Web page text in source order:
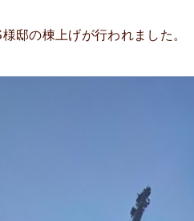
邸の棟上げが行われました。